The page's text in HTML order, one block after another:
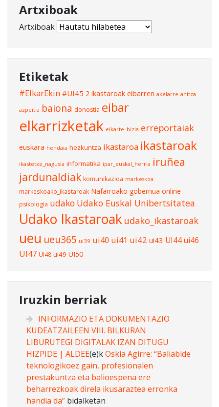
Artxiboak
Artxiboak
Etiketak
#ElkarEkin #UI45 2 ikastaroak eibarren akelarre anitza
azpeitia baiona donostia eibar
elkarrizketak elkarte_bizia erreportaiak
euskara hendaia hezkuntza ikastaroa ikastaroak
ikastetxe_nagusia informatika ipar_euskal_herria iruñea
jardunaldiak komunikazioa markeskoa
markeskoako_ikastaroak Nafarroako gobernua online
psikologia udako Udako Euskal Unibertsitatea
Udako Ikastaroak udako_ikastaroak
ueu ueu365 ui39 ui40 ui41 ui42 ui43 UI44ui46
UI47 UI48 ui49 UI50
Iruzkin berriak
INFORMAZIO ETA DOKUMENTAZIO
KUDEATZAILEEN VIII. BILKURAN
LIBURUTEGI DIGITALAK IZAN DITUGU
HIZPIDE | ALDEE(e)kOskia Agirre: “Baliabide
teknologikoez gain, profesionalen
prestakuntza eta balioespena ere
beharrezkoak direla ikusaraztea erronka
handia da” bidalketan